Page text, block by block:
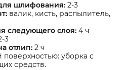
шлифования: 2-3
валик, кисть, распылитель,
следующего слоя: 4 ч
3
отлип: 2 ч
уборка с
средств.